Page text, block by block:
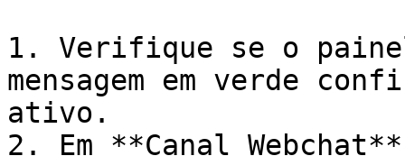
1. Verifique se o
mensagem em verde
ativo.
2. Em **Canal